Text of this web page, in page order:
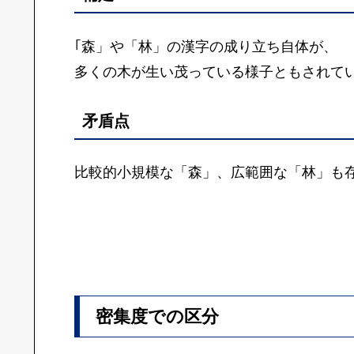
｢森」や「林」の漢字の成り立ち自体が、
多くの木が生い茂っている様子ともされて
矛盾点
比較的小規模な「森」、広範囲な「林」も
密集度での区分